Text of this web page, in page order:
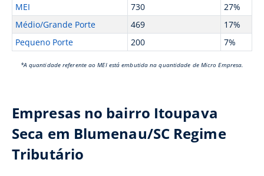
MEI
730
27%
Médio/Grande Porte
469
17%
Pequeno Porte
200 7%
*A quantidade referente ao MEI está embutida na quantidade de Micro Empresa.
Empresas no bairro Itoupava
Seca em Blumenau/SC Regime
Tributário